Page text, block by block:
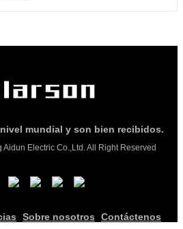
mundial y son bien recibidos.
Electric Co.,Ltd. All Right Reserved
Sobre nosotros Contáctenos